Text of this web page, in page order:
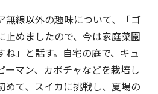
無線以外の趣味について、「ゴ
止めましたので、今は家庭菜園
ね」と話す。自宅の庭で、キュ
ーマン、カボチャなどを栽培し
めて、スイカに挑戦し、夏場の